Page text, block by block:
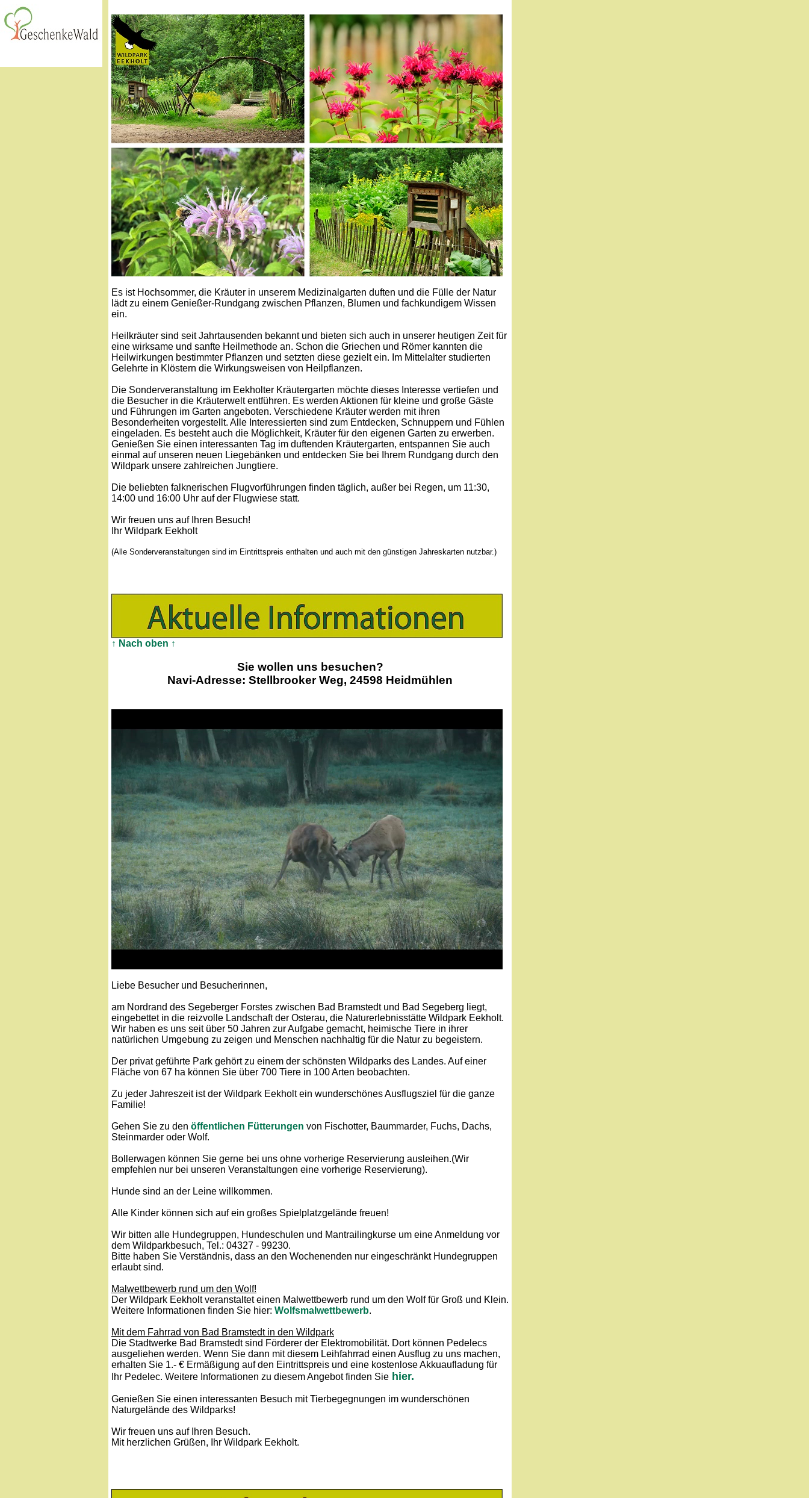
Es ist Hochsommer, die Kräuter in unserem Medizinalgarten duften und die Fülle der Natur
lädt zu einem Genießer-Rundgang zwischen Pflanzen, Blumen und fachkundigem Wissen
ein.
Heilkräuter sind seit Jahrtausenden bekannt und bieten sich auch in unserer heutigen Zeit für
eine wirksame und sanfte Heilmethode an. Schon die Griechen und Römer kannten die
Heilwirkungen bestimmter Pflanzen und setzten diese gezielt ein. Im Mittelalter studierten
Gelehrte in Klöstern die Wirkungsweisen von Heilpflanzen.
Die Sonderveranstaltung im Eekholter Kräutergarten möchte dieses Interesse vertiefen und
die Besucher in die Kräuterwelt entführen. Es werden Aktionen für kleine und große Gäste
und Führungen im Garten angeboten. Verschiedene Kräuter werden mit ihren
Besonderheiten vorgestellt. Alle Interessierten sind zum Entdecken, Schnuppern und Fühlen
eingeladen. Es besteht auch die Möglichkeit, Kräuter für den eigenen Garten zu erwerben.
Genießen Sie einen interessanten Tag im duftenden Kräutergarten, entspannen Sie auch
einmal auf unseren neuen Liegebänken und entdecken Sie bei Ihrem Rundgang durch den
Wildpark unsere zahlreichen Jungtiere.
Die beliebten falknerischen Flugvorführungen finden täglich, außer bei Regen, um 11:30,
14:00 und 16:00 Uhr auf der Flugwiese statt.
Wir freuen uns auf Ihren Besuch!
Ihr Wildpark Eekholt
(Alle Sonderveranstaltungen sind im Eintrittspreis enthalten und auch mit den günstigen Jahreskarten nutzbar.)
↑ Nach oben ↑
Sie wollen uns besuchen?
Navi-Adresse: Stellbrooker Weg, 24598 Heidmühlen
Liebe Besucher und Besucherinnen,
am Nordrand des Segeberger Forstes zwischen Bad Bramstedt und Bad Segeberg liegt,
eingebettet in die reizvolle Landschaft der Osterau, die Naturerlebnisstätte Wildpark Eekholt.
Wir haben es uns seit über 50 Jahren zur Aufgabe gemacht, heimische Tiere in ihrer
natürlichen Umgebung zu zeigen und Menschen nachhaltig für die Natur zu begeistern.
Der privat geführte Park gehört zu einem der schönsten Wildparks des Landes. Auf einer
Fläche von 67 ha können Sie über 700 Tiere in 100 Arten beobachten.
Zu jeder Jahreszeit ist der Wildpark Eekholt ein wunderschönes Ausflugsziel für die ganze
Familie!
Gehen Sie zu den öffentlichen Fütterungen von Fischotter, Baummarder, Fuchs, Dachs,
Steinmarder oder Wolf.
Bollerwagen können Sie gerne bei uns ohne vorherige Reservierung ausleihen.(Wir
empfehlen nur bei unseren Veranstaltungen eine vorherige Reservierung).
Hunde sind an der Leine willkommen.
Alle Kinder können sich auf ein großes Spielplatzgelände freuen!
Wir bitten alle Hundegruppen, Hundeschulen und Mantrailingkurse um eine Anmeldung vor
dem Wildparkbesuch, Tel.: 04327 - 99230.
Bitte haben Sie Verständnis, dass an den Wochenenden nur eingeschränkt Hundegruppen
erlaubt sind.
Malwettbewerb rund um den Wolf!
Der Wildpark Eekholt veranstaltet einen Malwettbewerb rund um den Wolf für Groß und Klein.
Weitere Informationen finden Sie hier: Wolfsmalwettbewerb.
Mit dem Fahrrad von Bad Bramstedt in den Wildpark
Die Stadtwerke Bad Bramstedt sind Förderer der Elektromobilität. Dort können Pedelecs
ausgeliehen werden. Wenn Sie dann mit diesem Leihfahrrad einen Ausflug zu uns machen,
erhalten Sie 1.- € Ermäßigung auf den Eintrittspreis und eine kostenlose Akkuaufladung für
Ihr Pedelec. Weitere Informationen zu diesem Angebot finden Sie hier.
Genießen Sie einen interessanten Besuch mit Tierbegegnungen im wunderschönen
Naturgelände des Wildparks!
Wir freuen uns auf Ihren Besuch.
Mit herzlichen Grüßen, Ihr Wildpark Eekholt.